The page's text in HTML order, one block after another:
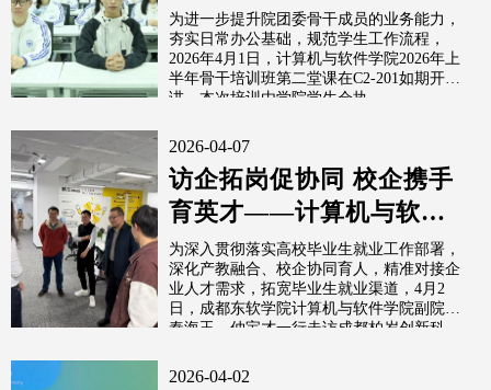
第二堂课
为进一步提升院团委骨干成员的业务能力，
夯实日常办公基础，规范学生工作流程，
2026年4月1日，计算机与软件学院2026年上
半年骨干培训班第二堂课在C2-201如期开
讲。本次培训由学院学生会执...
2026-04-07
访企拓岗促协同 校企携手
育英才——计算机与软件
学院走访成都柏岁创新科
技有限公司
为深入贯彻落实高校毕业生就业工作部署，
深化产教融合、校企协同育人，精准对接企
业人才需求，拓宽毕业生就业渠道，4月2
日，成都东软学院计算机与软件学院副院长
秦海玉、仲宝才一行走访成都柏岁创新科
2026-04-02